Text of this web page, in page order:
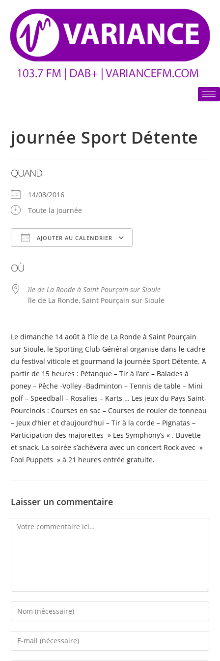
journée Sport Détente
QUAND
14/08/2016
Toute la journée
AJOUTER AU CALENDRIER
OÙ
île de La Ronde à Saint Pourçain sur Sioule
île de La Ronde, Saint Pourçain sur Sioule
Le dimanche 14 août à l’île de La Ronde à Saint Pourçain
sur Sioule, le Sporting Club Général organise dans le cadre
du festival viticole et gourmand la journée Sport Détente. A
partir de 15 heures : Pétanque – Tir à l’arc – Balades à
poney – Pêche -Volley -Badminton – Tennis de table – Mini
golf – Speedball – Rosalies – Karts … Les jeux du Pays Saint-
Pourcinois : Courses en sac – Courses de rouler de tonneau
– Jeux d’hier et d’aujourd’hui – Tir à la corde – Pignatas –
Participation des majorettes » Les Symphony’s « . Buvette
et snack. La soirée s’achèvera avec un concert Rock avec »
Fool Puppets » à 21 heures entrée gratuite.
Laisser un commentaire